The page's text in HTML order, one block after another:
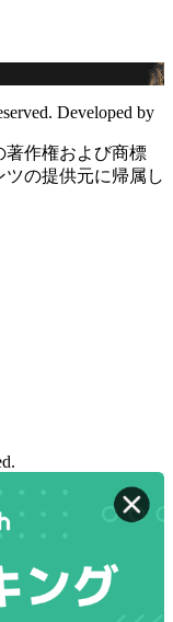
Developed by
著作権および商標
の提供元に帰属し